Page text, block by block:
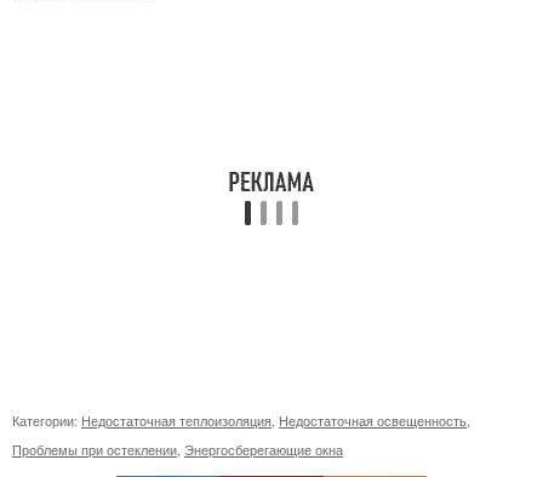
Категории: Недостаточная теплоизоляция Недостаточная освещенность
Проблемы при остеклении Энергосберегающие окна